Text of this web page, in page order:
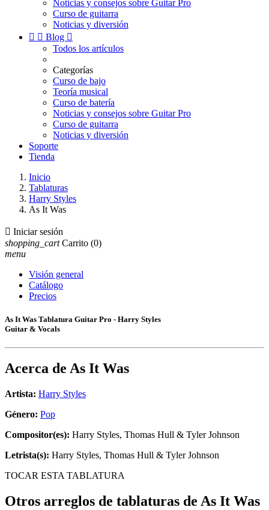
Noticias y consejos sobre Guitar Pro
Curso de guitarra
Noticias y diversión
  Blog 
Todos los artículos
Categorías
Curso de bajo
Teoría musical
Curso de batería
Noticias y consejos sobre Guitar Pro
Curso de guitarra
Noticias y diversión
Soporte
Tienda
Inicio
Tablaturas
Harry Styles
As It Was
 Iniciar sesión
shopping_cart Carrito (0)
menu
Visión general
Catálogo
Precios
As It Was Tablatura Guitar Pro - Harry Styles
Guitar & Vocals
Acerca de As It Was
Artista: Harry Styles
Género: Pop
Compositor(es): Harry Styles, Thomas Hull & Tyler Johnson
Letrista(s): Harry Styles, Thomas Hull & Tyler Johnson
TOCAR ESTA TABLATURA
Otros arreglos de tablaturas de As It Was